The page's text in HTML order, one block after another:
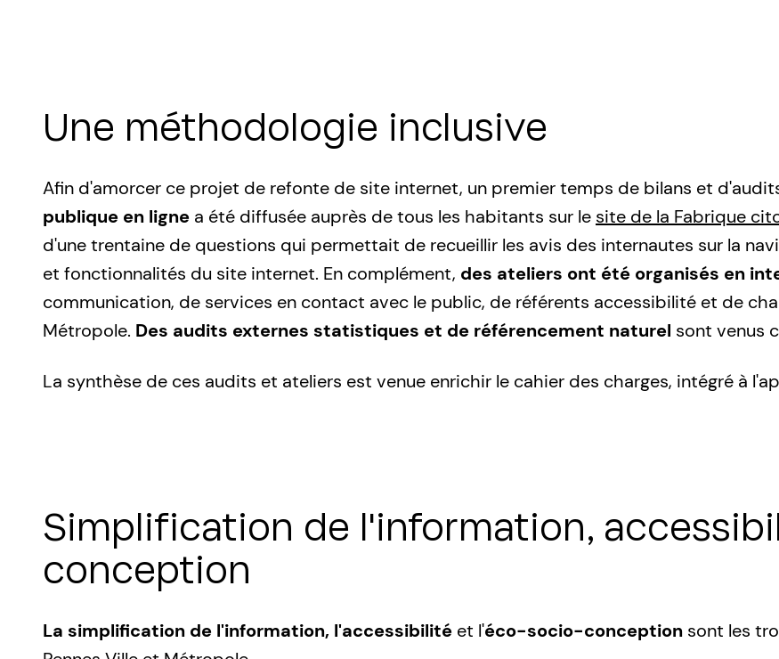
Une méthodologie inclusive
Afin d'amorcer ce projet de refonte de site internet, un premier temps de bilans et
publique en ligne a été diffusée auprès de tous les habitants sur le site de la Fabrique
d'une trentaine de questions qui permettait de recueillir les avis des internautes sur la
et fonctionnalités du site internet. En complément, des ateliers ont été organisés en
communication, de services en contact avec le public, de référents accessibilité et de
Métropole. Des audits externes statistiques et de référencement naturel sont venus
La synthèse de ces audits et ateliers est venue enrichir le cahier des charges, intégré à
Simplification de l'information,
conception
La simplification de l'information, l'accessibilité et l'éco-socio-conception sont les